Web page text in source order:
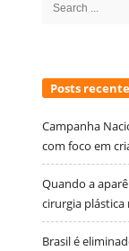
Posts
Campanha
com foco em
Quando a
cirurgia
Brasil é